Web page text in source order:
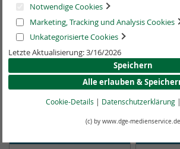
Notwendige Cookies
Marketing, Tracking und Analysis Cookies
Unkategorisierte Cookies
Letzte Aktualisierung: 3/16/2026
Speichern
Alle erlauben &
Cookie-Details | Datenschutzerklärung|
(c) by www.dge-medienservice.de